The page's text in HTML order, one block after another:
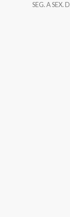
SEG. A SEX.